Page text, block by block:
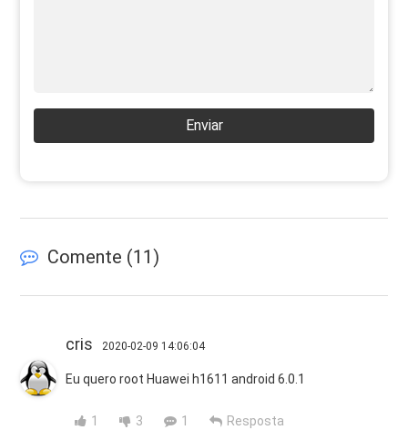
Enviar
Comente (11)
cris 2020-02-09 14:06:04
Eu quero root Huawei h1611 android 6.0.1
1 3 1 Resposta